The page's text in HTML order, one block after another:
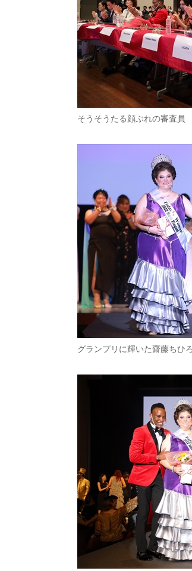
そうそうたる顔ぶれの審査員
グランプリに輝いた齋藤ちひ